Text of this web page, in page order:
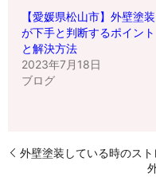
【愛媛県松山市】外壁塗装
が下手と判断するポイント
と解決方法
2023年7月18日
ブログ
外壁塗装している時のス